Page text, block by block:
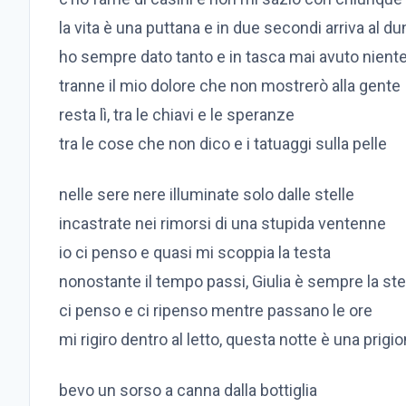
la vita è una puttana e in due secondi arriva al
ho sempre dato tanto e in tasca mai avuto niente
tranne il mio dolore che non mostrerò alla gente
resta lì, tra le chiavi e le speranze
tra le cose che non dico e i tatuaggi sulla pelle
nelle sere nere illuminate solo dalle stelle
incastrate nei rimorsi di una stupida ventenne
io ci penso e quasi mi scoppia la testa
nonostante il tempo passi, Giulia è sempre la
ci penso e ci ripenso mentre passano le ore
mi rigiro dentro al letto, questa notte è una
bevo un sorso a canna dalla bottiglia